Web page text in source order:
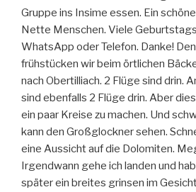
Gruppe ins Insime essen. Ein
Nette Menschen. Viele
WhatsApp oder Telefon. Danke!
frühstücken wir beim örtlichen
nach Obertilliach. 2 Flüge sind drin.
sind ebenfalls 2 Flüge drin. Aber
ein paar Kreise zu machen. Und
kann den Großglockner sehen.
eine Aussicht auf die Dolomiten.
Irgendwann gehe ich landen und
später ein breites grinsen im